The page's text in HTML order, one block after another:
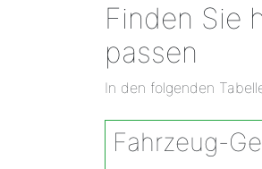
Finden Sie
passen
In den folgenden
Fahrzeug-